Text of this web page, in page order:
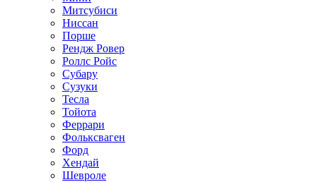
Митсубиси
Ниссан
Порше
Рендж Ровер
Роллс Ройс
Субару
Сузуки
Тесла
Тойота
Феррари
Фольксваген
Форд
Хендай
Шевроле